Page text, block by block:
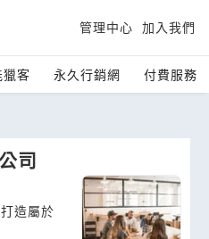
管理中心 加入我們
客 永久行銷網 付費服務
司
造屬於